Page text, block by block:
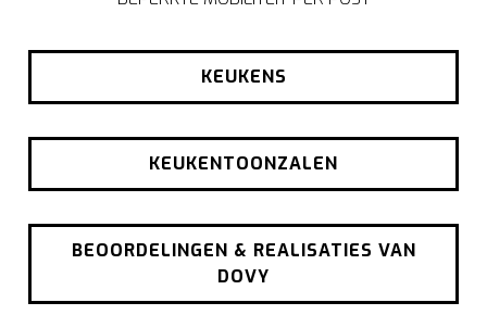
KEUKENS
KEUKENTOONZALEN
BEOORDELINGEN & REALISATIES VAN
DOVY